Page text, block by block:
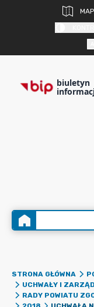
biuletyn
STRONA GŁÓWNA
UCHWAŁY I
RADY POWIATU